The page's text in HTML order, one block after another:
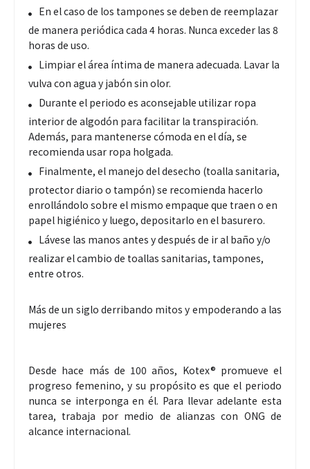
En el caso de los tampones se deben de reemplazar
de manera periódica cada 4 horas. Nunca exceder las 8
horas de uso.
Limpiar el área íntima de manera adecuada. Lavar la
vulva con agua y jabón sin olor.
Durante el periodo es aconsejable utilizar ropa
interior de algodón para facilitar la transpiración.
Además, para mantenerse cómoda en el día, se
recomienda usar ropa holgada.
Finalmente, el manejo del desecho (toalla sanitaria,
protector diario o tampón) se recomienda hacerlo
enrollándolo sobre el mismo empaque que traen o en
papel higiénico y luego, depositarlo en el basurero.
Lávese las manos antes y después de ir al baño y/o
realizar el cambio de toallas sanitarias, tampones,
entre otros.
Más de un siglo derribando mitos y empoderando a las
mujeres
Desde hace más de 100 años, Kotex® promueve el
progreso femenino, y su propósito es que el periodo
nunca se interponga en él. Para llevar adelante esta
tarea, trabaja por medio de alianzas con ONG de
alcance internacional.